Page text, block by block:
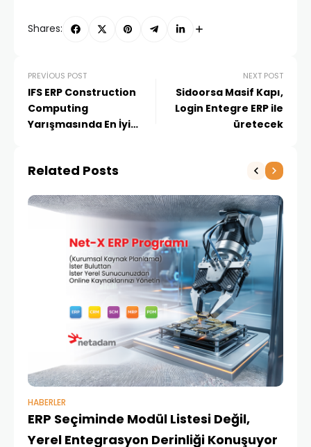
Shares:
PREVIOUS POST
IFS ERP Construction
Computing
Yarışmasında En İyi
NEXT POST
Sidoorsa Masif Kapı,
Login Entegre ERP ile
üretecek
Related Posts
HABERLER
ERP Seçiminde Modül Listesi Değil,
Yerel Entegrasyon Derinliği Konuşuyor